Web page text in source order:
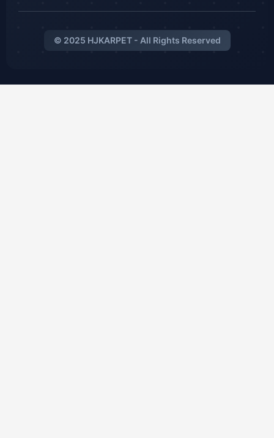
© 2025 HJKARPET - All Rights Reserved